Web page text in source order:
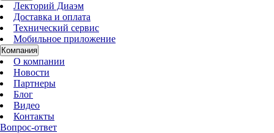
Лекторий Диаэм
Доставка и оплата
Технический сервис
Мобильное приложение
Компания
О компании
Новости
Партнеры
Блог
Видео
Контакты
Вопрос-ответ